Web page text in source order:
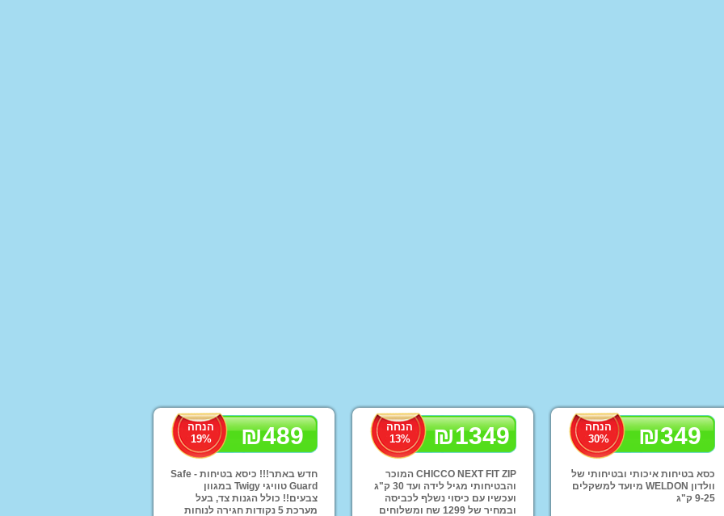
₪349
הנחה
30%
כסא בטיחות איכותי ובטיחותי של
וולדון WELDON מיועד למשקלים
9-25 ק"ג
₪1349
הנחה
13%
CHICCO NEXT FIT ZIP המוכר
והבטיחותי מגיל לידה ועד 30 ק"ג
ועכשיו עם כיסוי נשלף לכביסה
ובמחיר של 1299 שח ומשלוחים
₪489
הנחה
19%
חדש באתר!!! כיסא בטיחות - Safe
Guard טוויגי Twigy במגוון
צבעים!! כולל הגנות צד, בעל
מערכת 5 נקודות חגירה לנוחות